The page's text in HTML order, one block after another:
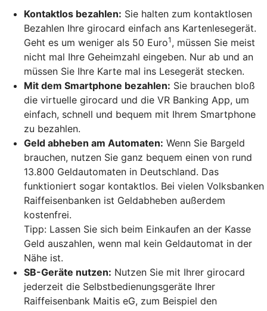
Kontaktlos bezahlen: Sie halten zum kontaktlosen
Bezahlen Ihre girocard einfach ans Kartenlesegerät.
Geht es um weniger als 50 Euro1 , müssen Sie meist
nicht mal Ihre Geheimzahl eingeben. Nur ab und an
müssen Sie Ihre Karte mal ins Lesegerät stecken.
Mit dem Smartphone bezahlen: Sie brauchen bloß
die virtuelle girocard und die VR Banking App, um
einfach, schnell und bequem mit Ihrem Smartphone
zu bezahlen.
Geld abheben am Automaten: Wenn Sie Bargeld
brauchen, nutzen Sie ganz bequem einen von rund
13.800 Geldautomaten in Deutschland. Das
funktioniert sogar kontaktlos. Bei vielen Volksbanken
Raiffeisenbanken ist Geldabheben außerdem
kostenfrei.
Tipp: Lassen Sie sich beim Einkaufen an der Kasse
Geld auszahlen, wenn mal kein Geldautomat in der
Nähe ist.
SB-Geräte nutzen: Nutzen Sie mit Ihrer girocard
jederzeit die Selbstbedienungsgeräte Ihrer
Raiffeisenbank Maitis eG, zum Beispiel den